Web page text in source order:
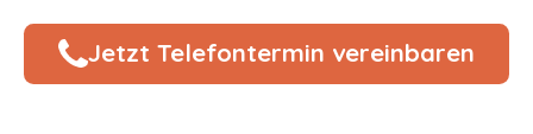
Jetzt Telefontermin vereinbaren